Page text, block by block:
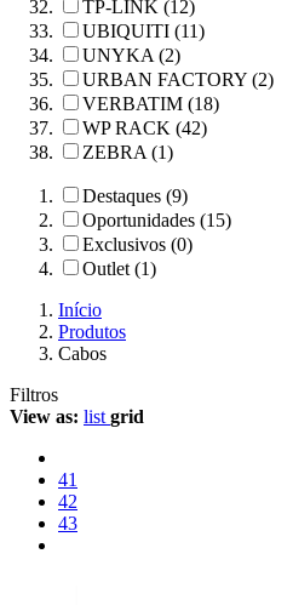
TP-LINK (12)
UBIQUITI (11)
UNYKA (2)
URBAN FACTORY (2)
VERBATIM (18)
WP RACK (42)
ZEBRA (1)
Destaques (9)
Oportunidades (15)
Exclusivos (0)
Outlet (1)
Início
Produtos
Cabos
Filtros
View as: list grid
41
42
43